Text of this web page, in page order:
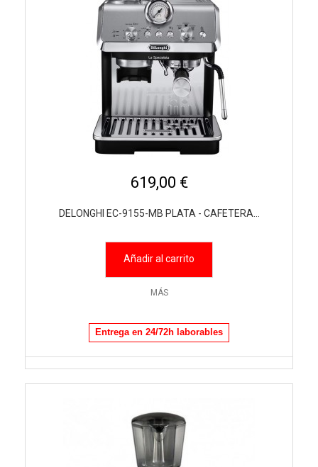
619,00 €
DELONGHI EC-9155-MB PLATA - CAFETERA...
Añadir al carrito
MÁS
Entrega en 24/72h laborables